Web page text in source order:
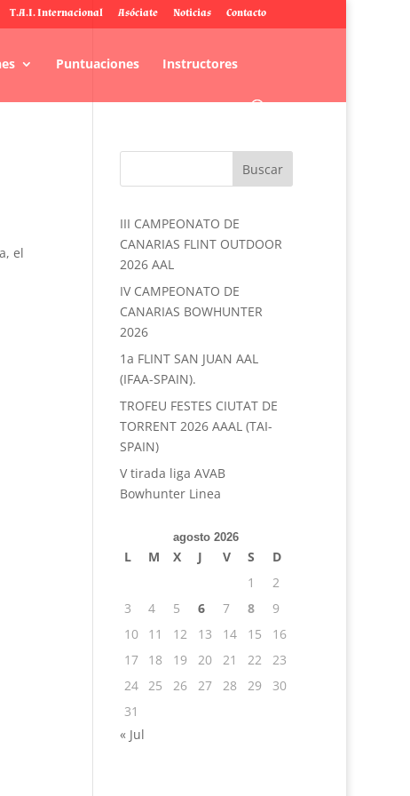
T.A.I. Internacional Asóciate Noticias Contacto
Puntuaciones Instructores
el
III CAMPEONATO DE
CANARIAS FLINT OUTDOOR
2026 AAL
IV CAMPEONATO DE
CANARIAS BOWHUNTER
2026
1a FLINT SAN JUAN AAL
(IFAA-SPAIN).
TROFEU FESTES CIUTAT DE
TORRENT 2026 AAAL (TAI-
SPAIN)
V tirada liga AVAB
Bowhunter Linea
agosto 2026
L M X J V S
D
1
2
3
4 5 6 7 8
9
10
11 12 13 14 15
16
17
18 19 20 21 22
23
24 25 26 27 28 29
30
31
« Jul